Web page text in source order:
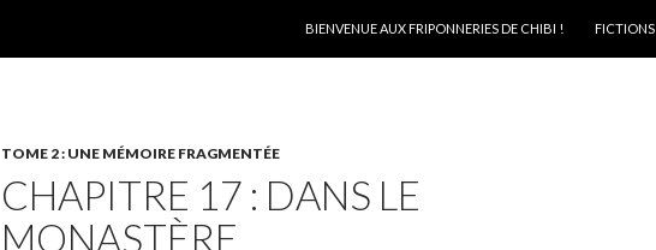
BIENVENUE AUX FRIPONNERIES DE CHIBI !
FICTIONS
TOME 2 : UNE MÉMOIRE FRAGMENTÉE
CHAPITRE 17 : DANS LE
MONASTÈRE